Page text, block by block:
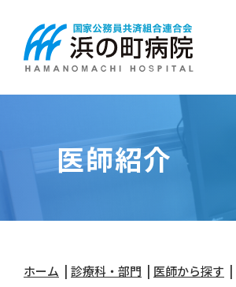
医師紹介
ホーム 診療科・部門 医師から探す